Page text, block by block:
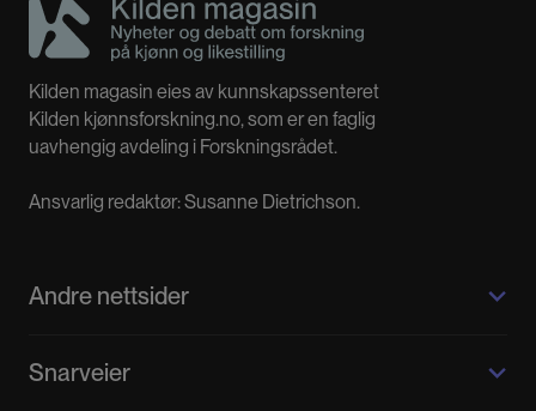
Kilden magasin eies av kunnskapssenteret
Kilden kjønnsforskning.no, som er en faglig
uavhengig avdeling i Forskningsrådet.
Ansvarlig redaktør: Susanne Dietrichson.
Andre nettsider
Kvinnehistorie.no
Snarveier